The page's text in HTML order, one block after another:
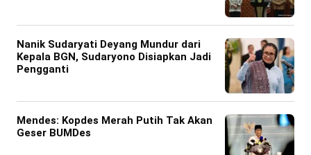
Nanik Sudaryati Deyang Mundur dari
Kepala BGN, Sudaryono Disiapkan Jadi
Pengganti
Mendes: Kopdes Merah Putih Tak Akan
Geser BUMDes